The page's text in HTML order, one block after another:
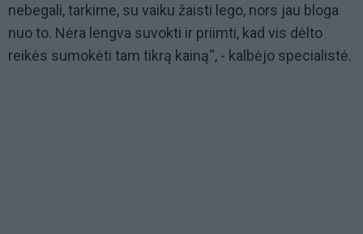
nebegali, tarkime, su vaiku žaisti lego, nors jau bloga
nuo to. Nėra lengva suvokti ir priimti, kad vis dėlto
reikės sumokėti tam tikrą kainą“, - kalbėjo specialistė.